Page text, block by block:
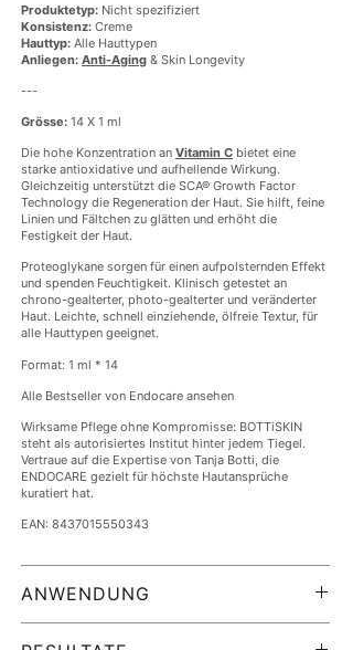
Produktetyp: Nicht spezifiziert
Konsistenz: Creme
Hauttyp: Alle Hauttypen
Anliegen: Anti-Aging & Skin Longevity
---
Grösse: 14 X 1 ml
Die hohe Konzentration an Vitamin C bietet eine
starke antioxidative und aufhellende Wirkung.
Gleichzeitig unterstützt die SCA® Growth Factor
Technology die Regeneration der Haut. Sie hilft, feine
Linien und Fältchen zu glätten und erhöht die
Festigkeit der Haut.
Proteoglykane sorgen für einen aufpolsternden Effekt
und spenden Feuchtigkeit. Klinisch getestet an
chrono-gealterter, photo-gealterter und veränderter
Haut. Leichte, schnell einziehende, ölfreie Textur, für
alle Hauttypen geeignet.
Format: 1 ml * 14
Alle Bestseller von Endocare ansehen
Wirksame Pflege ohne Kompromisse: BOTTiSKIN
steht als autorisiertes Institut hinter jedem Tiegel.
Vertraue auf die Expertise von Tanja Botti, die
ENDOCARE gezielt für höchste Hautansprüche
kuratiert hat.
EAN: 8437015550343
ANWENDUNG